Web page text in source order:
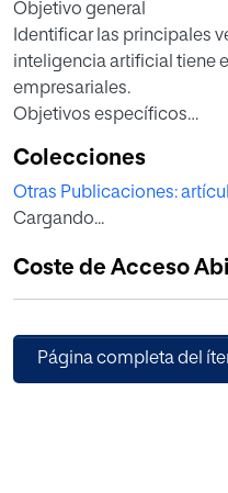
Objetivo general
Identificar las principales
inteligencia artificial tiene
empresariales.
Objetivos específicos
para las empresas.
• Definir los tipos de
de decisiones
en la toma de decisiones.
Colecciones
Otras Publicaciones:
Cargando...
Coste de Acceso
Página completa del